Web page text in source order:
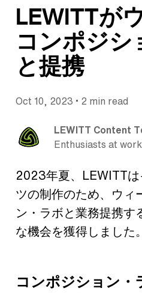
LEWITTが
コンポジシ
と提携
Oct 10, 2023 • 2 min read
LEWITT Content
Enthusiasts at work
2023年夏、LEWITT
ツの制作のため、ウィ
ン・ラボと業務提携す
な機会を獲得しました。
コンポジション・